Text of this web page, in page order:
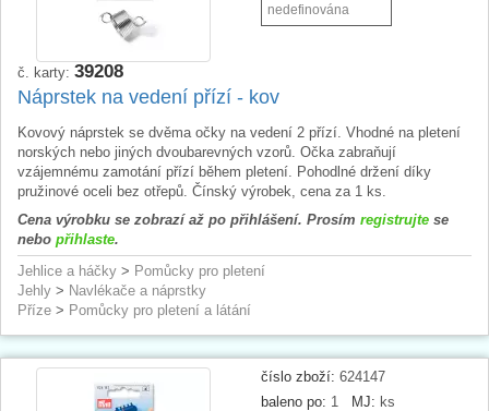
nedefinována
č. karty: 39208
Náprstek na vedení přízí - kov
Kovový náprstek se dvěma očky na vedení 2 přízí. Vhodné na pletení
norských nebo jiných dvoubarevných vzorů. Očka zabraňují
vzájemnému zamotání přízí během pletení. Pohodlné držení díky
pružinové oceli bez otřepů. Čínský výrobek, cena za 1 ks.
Cena výrobku se zobrazí až po přihlášení. Prosím registrujte se
nebo přihlaste.
Jehlice a háčky > Pomůcky pro pletení
Jehly > Navlékače a náprstky
Příze > Pomůcky pro pletení a látání
číslo zboží: 624147
baleno po: 1 MJ: ks